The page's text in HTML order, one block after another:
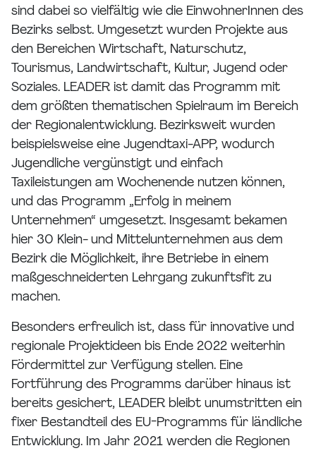
sind dabei so vielfältig wie die EinwohnerInnen des
Bezirks selbst. Umgesetzt wurden Projekte aus
den Bereichen Wirtschaft, Naturschutz,
Tourismus, Landwirtschaft, Kultur, Jugend oder
Soziales. LEADER ist damit das Programm mit
dem größten thematischen Spielraum im Bereich
der Regionalentwicklung. Bezirksweit wurden
beispielsweise eine Jugendtaxi-APP, wodurch
Jugendliche vergünstigt und einfach
Taxileistungen am Wochenende nutzen können,
und das Programm „Erfolg in meinem
Unternehmen“ umgesetzt. Insgesamt bekamen
hier 30 Klein- und Mittelunternehmen aus dem
Bezirk die Möglichkeit, ihre Betriebe in einem
maßgeschneiderten Lehrgang zukunftsfit zu
machen.
Besonders erfreulich ist, dass für innovative und
regionale Projektideen bis Ende 2022 weiterhin
Fördermittel zur Verfügung stellen. Eine
Fortführung des Programms darüber hinaus ist
bereits gesichert, LEADER bleibt unumstritten ein
fixer Bestandteil des EU-Programms für ländliche
Entwicklung. Im Jahr 2021 werden die Regionen